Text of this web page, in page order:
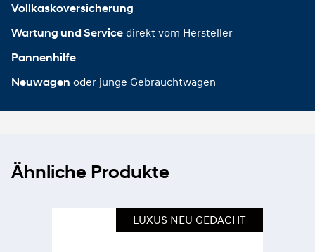
Vollkaskoversicherung
Wartung und Service direkt vom Hersteller
Pannenhilfe
Neuwagen oder junge Gebrauchtwagen
Ähnliche Produkte
LUXUS NEU GEDACHT